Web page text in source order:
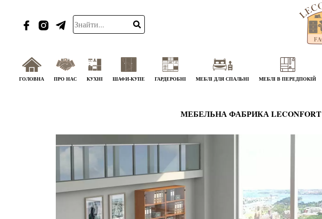
ГОЛОВНА ПРО НАС КУХНІ ШАФИ-КУПЕ ГАРДЕРОБНІ МЕБЛІ ДЛЯ СПАЛЬНІ МЕБЛІ В ПЕРЕДПОКІЙ
МЕБЕЛЬНА ФАБРИКА LECONFORT